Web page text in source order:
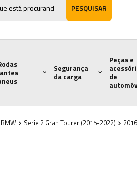
PESQUISAR
Segurança
da carga
Peças e
de
BMW Serie 2 Gran Tourer (2015-2022) 2016